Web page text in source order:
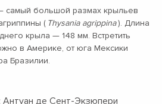
самый большой размах крыльев
( Thysania agrippina ). Длина
крыла — 148 мм. Встретить
в Америке, от юга Мексики
Бразилии.
Антуан де Сент-Экзюпери